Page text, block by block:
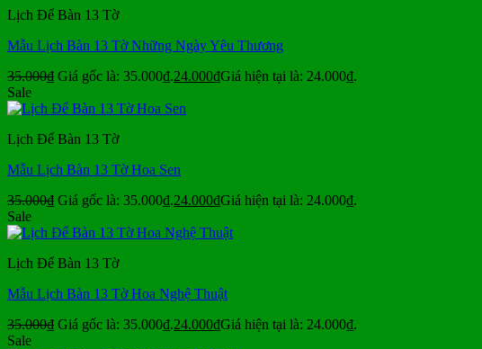
Lịch Để Bàn 13 Tờ
Mẫu Lịch Bàn 13 Tờ Những Ngày Yêu Thương
35.000₫ Giá gốc là: 35.000₫.24.000₫Giá hiện tại là: 24.000₫.
Sale
Lịch Để Bàn 13 Tờ
Mẫu Lịch Bàn 13 Tờ Hoa Sen
35.000₫ Giá gốc là: 35.000₫.24.000₫Giá hiện tại là: 24.000₫.
Sale
Lịch Để Bàn 13 Tờ
Mẫu Lịch Bàn 13 Tờ Hoa Nghệ Thuật
35.000₫ Giá gốc là: 35.000₫.24.000₫Giá hiện tại là: 24.000₫.
Sale